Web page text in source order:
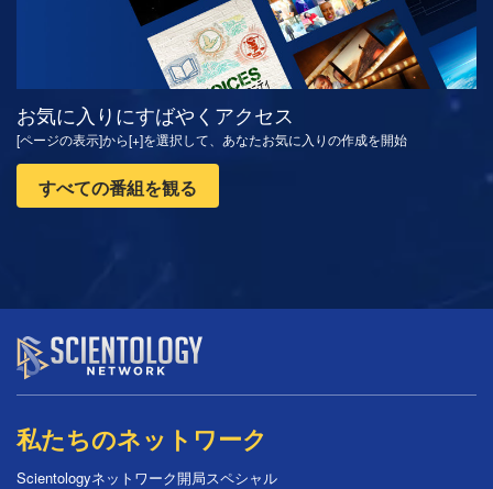
お気に入りにすばやくアクセス
[ページの表示]から[+]を選択して、あなたお気に入りの作成を開始
すべての番組を観る
私たちのネットワーク
Scientologyネットワーク開局スペシャル